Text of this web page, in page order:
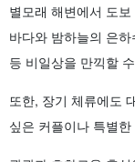
별모래 해변에서 도
바다와 밤하늘의 은
등 비일상을 만끽할
또한, 장기 체류에도
싶은 커플이나 특별